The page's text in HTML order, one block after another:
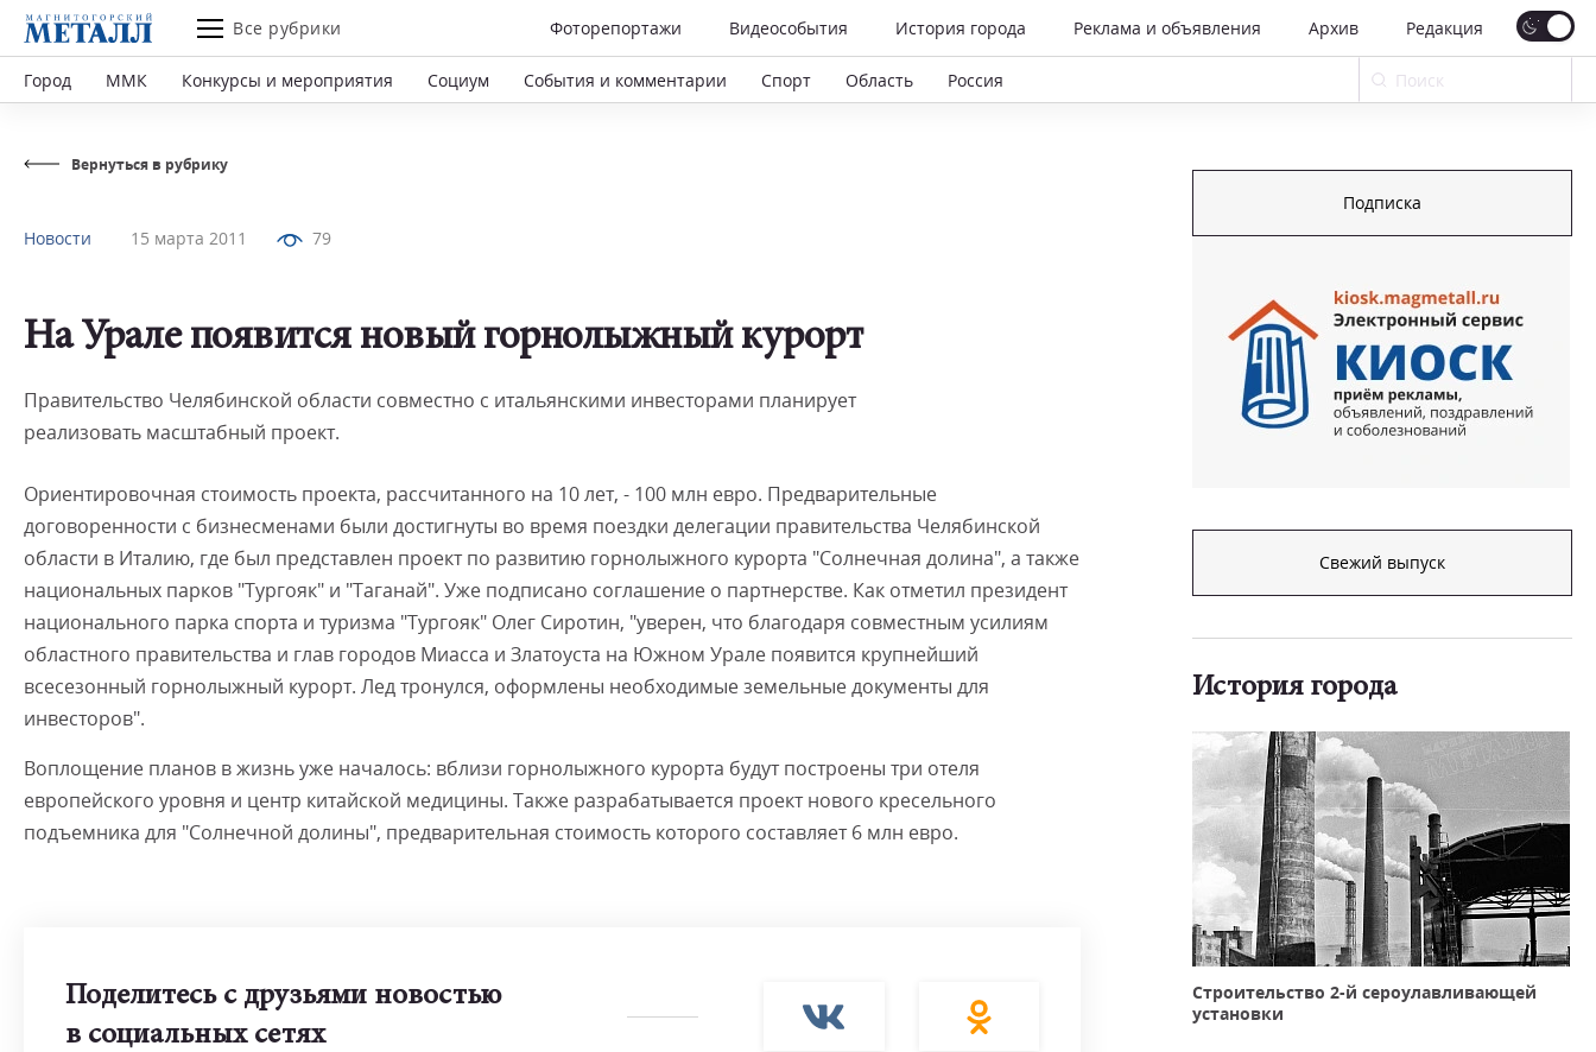
Все рубрики Фоторепортажи Видеособытия История города Реклама и объявления Архив Редакция
Город ММК Конкурсы и мероприятия Социум События и комментарии Спорт Область Россия
Вернуться в рубрику
Новости 15 марта 2011 79
На Урале появится новый горнолыжный курорт
Правительство Челябинской области совместно с итальянскими инвесторами планирует
реализовать масштабный проект.
Ориентировочная стоимость проекта, рассчитанного на 10 лет, - 100 млн евро. Предварительные
договоренности с бизнесменами были достигнуты во время поездки делегации правительства Челябинской
области в Италию, где был представлен проект по развитию горнолыжного курорта "Солнечная долина", а также
национальных парков "Тургояк" и "Таганай". Уже подписано соглашение о партнерстве. Как отметил президент
национального парка спорта и туризма "Тургояк" Олег Сиротин, "уверен, что благодаря совместным усилиям
областного правительства и глав городов Миасса и Златоуста на Южном Урале появится крупнейший
всесезонный горнолыжный курорт. Лед тронулся, оформлены необходимые земельные документы для
инвесторов".
Воплощение планов в жизнь уже началось: вблизи горнолыжного курорта будут построены три отеля
европейского уровня и центр китайской медицины. Также разрабатывается проект нового кресельного
подъемника для "Солнечной долины", предварительная стоимость которого составляет 6 млн евро.
Поделитесь с друзьями новостью
в социальных сетях
Подписка
Свежий выпуск
История города
Строительство 2-й сероулавливающей
установки